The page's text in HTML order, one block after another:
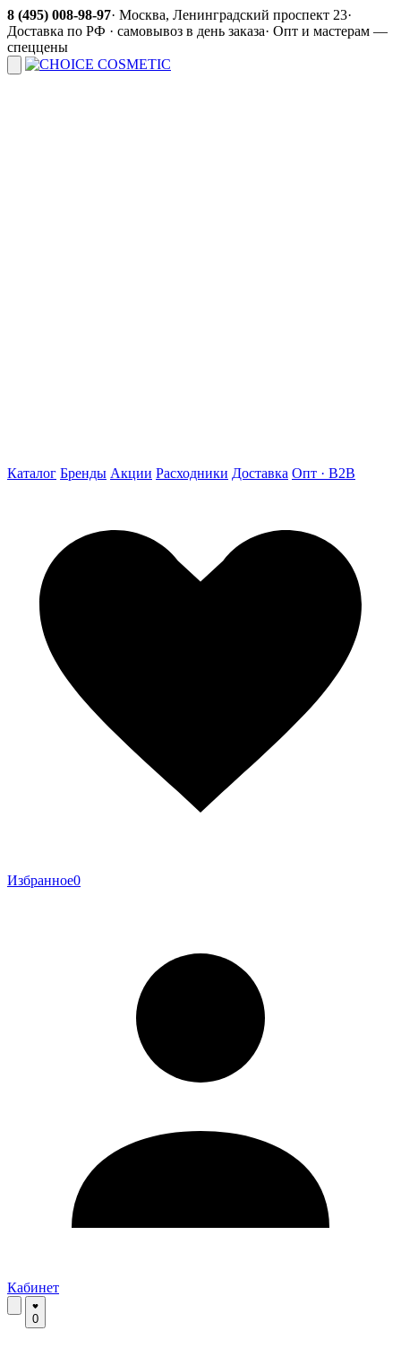
8 (495) 008-98-97· Москва, Ленинградский проспект 23·
Доставка по РФ · самовывоз в день заказа· Опт и мастерам —
спеццены
Каталог Бренды Акции Расходники Доставка Опт · B2B
Избранное0
Кабинет
0